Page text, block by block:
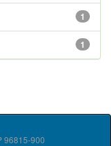
1
1
96815-900